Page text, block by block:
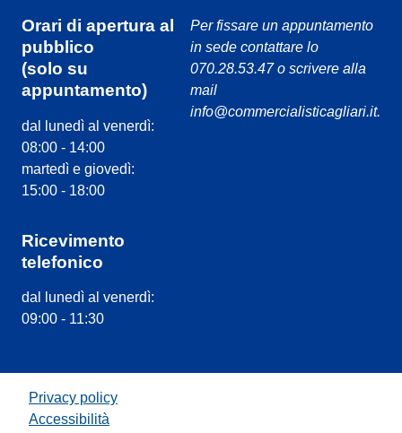
Orari di apertura al
pubblico
(solo su
appuntamento)
dal lunedì al venerdì:
08:00 - 14:00
martedì e giovedì:
15:00 - 18:00
Ricevimento
telefonico
dal lunedì al venerdì:
09:00 - 11:30
Per fissare un appuntamento
in sede contattare lo
070.28.53.47 o scrivere alla
mail
info@commercialisticagliari.it.
Privacy policy
Accessibilità